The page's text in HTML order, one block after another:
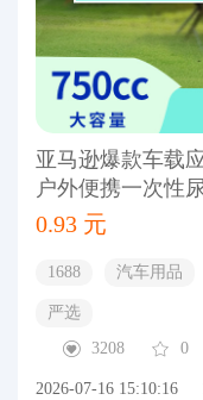
亚马逊爆款车载
户外便携一次性
0.93 元
1688 汽车用品
严选
3208
0
2026-07-16 15:10:16